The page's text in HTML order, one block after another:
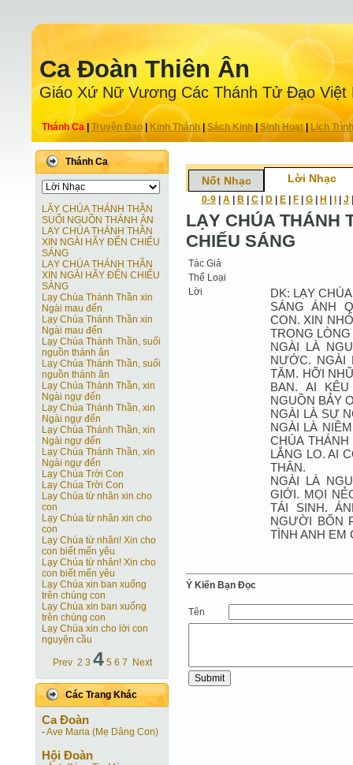
Ca Ðoàn Thiên Ân
Giáo Xứ Nữ Vương Các Thánh Tử Ðạo Việt
Thánh Ca Truyện Ðạo| Kinh Thánh Sách Kinh|Sinh Hoạt| Lịch Trình
Thánh Ca
LẬY CHÚA THÁNH THẦN
SUỐI NGUỒN THÁNH ÂN
LẠY CHÚA THÁNH THẦN
XIN NGÀI HÃY ĐẾN CHIẾU
SÁNG
LẠY CHÚA THÁNH THẦN
XIN NGÀI HÃY ĐẾN CHIẾU
SÁNG
Lạy Chúa Thánh Thần xin
Ngài mau đến
Lạy Chúa Thánh Thần xin
Ngài mau đến
Lạy Chúa Thánh Thần, suối
nguồn thánh ân
Lạy Chúa Thánh Thần, suối
nguồn thánh ân
Lạy Chúa Thánh Thần, xin
Ngài ngự đến
Lạy Chúa Thánh Thần, xin
Ngài ngự đến
Lạy Chúa Thánh Thần, xin
Ngài ngự đến
Lạy Chúa Thánh Thần, xin
Ngài ngự đến
Lạy Chúa Trời Con
Lạy Chúa Trời Con
Lạy Chúa từ nhân xin cho
con
Lạy Chúa từ nhân xin cho
con
Lạy Chúa từ nhân! Xin cho
con biết mến yêu
Lạy Chúa từ nhân! Xin cho
con biết mến yêu
Lạy Chúa xin ban xuống
trên chúng con
Lạy Chúa xin ban xuống
trên chúng con
Lạy Chúa xin cho lời con
nguyện cầu
Prev 2 3 4 5 6 7 Next
Các Trang Khác
Ca Ðoàn
-Ave Maria (Mẹ Dâng Con)
Hội Ðoàn
Nốt Nhạc Lời Nhạc
0-9 A B C D E F G H J
LẠY CHÚA THÁNH
CHIẾU SÁNG
Tác Giả
Thể Loại
Lời
DK: LẠY
SÁNG ÁNH
CON. XIN
TRONG
NGÀI LÀ
NƯỚC. NGÀI
TĂM. HỠI
BAN. AI
NGUỒN BẢY
NGÀI LÀ SỰ
NGÀI LÀ
CHÚA
LẮNG LO. AI
THÂN.
NGÀI LÀ
GIỚI. MỌI
TÁI SINH.
NGƯỜI BỐN
TÌNH ANH EM
Ý Kiến Bạn Ðọc
Tên